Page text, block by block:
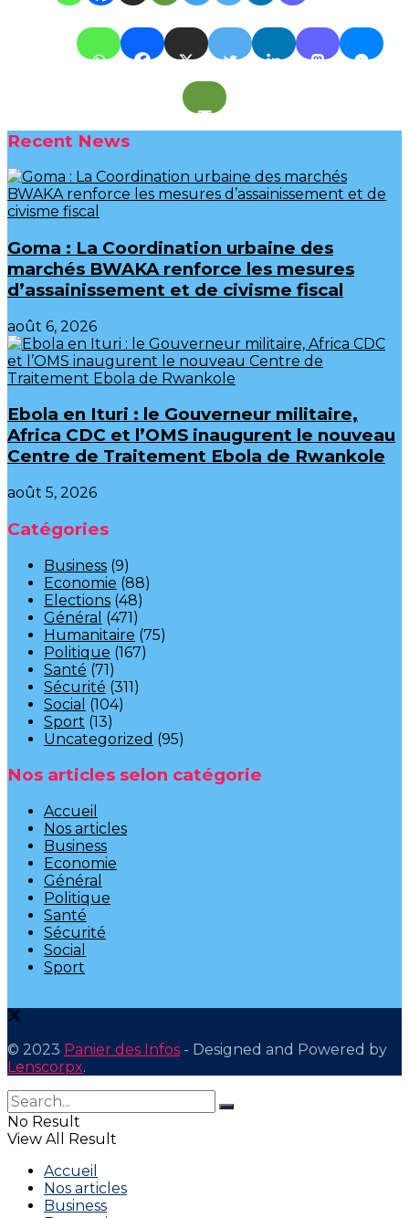
Recent News
Goma : La Coordination urbaine des
marchés BWAKA renforce les mesures
d’assainissement et de civisme fiscal
août 6, 2026
Ebola en Ituri : le Gouverneur militaire,
Africa CDC et l’OMS inaugurent le nouveau
Centre de Traitement Ebola de Rwankole
août 5, 2026
Catégories
Business (9)
Economie (88)
Elections (48)
Général (471)
Humanitaire (75)
Politique (167)
Santé (71)
Sécurité (311)
Social (104)
Sport (13)
Uncategorized (95)
Nos articles selon catégorie
Accueil
Nos articles
Business
Economie
Général
Politique
Santé
Sécurité
Social
Sport
© 2023 Panier des Infos - Designed and Powered by
Lenscorpx.
No Result
View All Result
Accueil
Nos articles
Business